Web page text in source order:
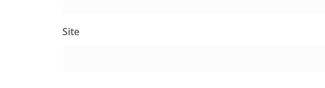
Site